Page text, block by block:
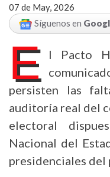
07 de May, 2026
Síguenos en
E
l Pacto
persisten las
auditoría real del
electoral
Nacional del
presidenciales del